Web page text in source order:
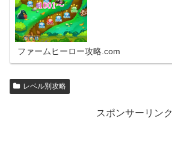
ファームヒーロー攻略.com
レベル別攻略
スポンサーリンク